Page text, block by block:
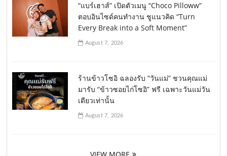
“แบร์เฮาส์” เปิดตัวเมนู “Choco Pilloww”
ตอบอินไซด์คนทำงาน ชูแนวคิด “Turn
Every Break into a Soft Moment”
August 7, 2026
ร้านข้าวโซอิ ฉลองรับ “วันแม่” ชวนคุณแม่
มารับ “ข้าวซอยไก่โซอิ” ฟรี เฉพาะวันแม่วัน
เดียวเท่านั้น
August 7, 2026